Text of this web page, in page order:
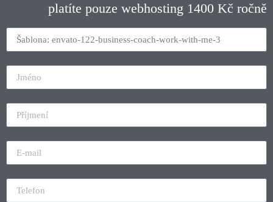
platíte pouze webhosting 1400 Kč ročně